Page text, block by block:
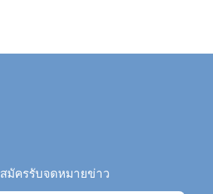
สมัครรับจดหมายข่าว